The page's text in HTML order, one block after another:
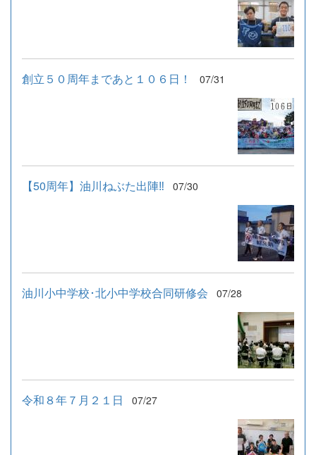
創立５０周年まであと１０６日！ 07/31
【50周年】油川ねぶた出陣‼ 07/30
油川小中学校･北小中学校合同研修会 07/28
令和８年７月２１日 07/27